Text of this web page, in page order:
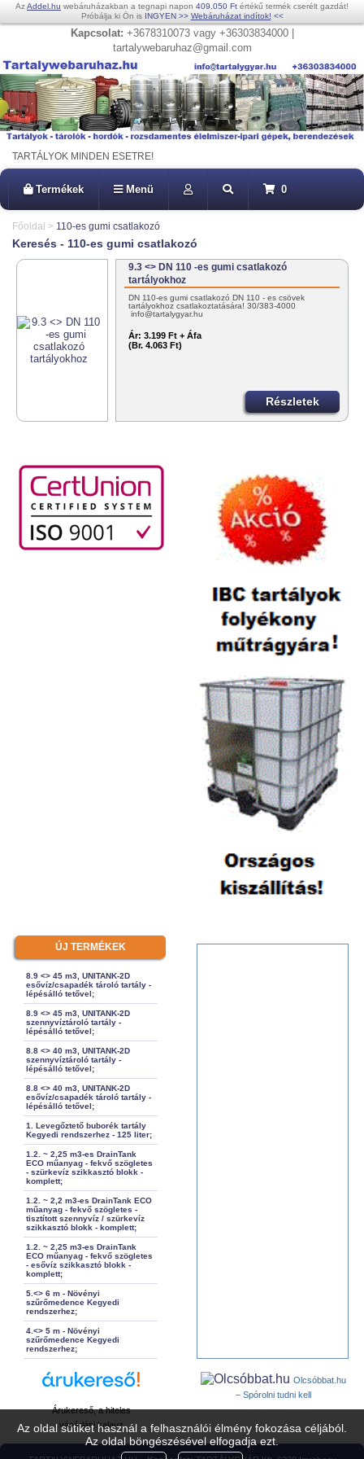
Az oldal sütiket használ a felhasználói élmény fokozása céljából.
Az oldal böngészésével elfogadja ezt.
AzAddel.hu webáruházakban a tegnapi napon 409.050 Ft értékű termék cserélt gazdát!
Próbálja ki Ön is INGYEN >> Webáruházat indítok! <<
Kapcsolat: +3678310073 vagy +36303834000 |
tartalywebaruhaz@gmail.com
TARTÁLYOK MINDEN ESETRE!
Termékek Menü 0
Főoldal > 110-es gumi csatlakozó
Keresés - 110-es gumi csatlakozó
9.3 <> DN 110 -es gumi csatlakozó
tartályokhoz
DN 110-es gumi csatlakozó DN 110 - es csövek
tartályokhoz csatlakoztatására! 30/383-4000
info@tartalygyar.hu
Ár: 3.199 Ft + Áfa
(Br. 4.063 Ft)
Részletek
ÚJ TERMÉKEK
8.9 <> 45 m3, UNITANK-2D
esővíz/csapadék tároló tartály -
lépésálló tetővel;
8.9 <> 45 m3, UNITANK-2D
szennyvíztároló tartály -
lépésálló tetővel;
8.8 <> 40 m3, UNITANK-2D
szennyvíztároló tartály -
lépésálló tetővel;
8.8 <> 40 m3, UNITANK-2D
esővíz/csapadék tároló tartály -
lépésálló tetővel;
1. Levegőztető buborék tartály
Kegyedi rendszerhez - 125 liter;
1.2. ~ 2,25 m3-es DrainTank
ECO műanyag - fekvő szögletes
- szürkevíz szikkasztó blokk -
komplett;
1.2. ~ 2,2 m3-es DrainTank ECO
műanyag - fekvő szögletes -
tisztított szennyvíz / szürkevíz
szikkasztó blokk - komplett;
1.2. ~ 2,25 m3-es DrainTank
ECO műanyag - fekvő szögletes
- esővíz szikkasztó blokk -
komplett;
5.<> 6 m - Növényi
szűrőmedence Kegyedi
rendszerhez;
4.<> 5 m - Növényi
szűrőmedence Kegyedi
rendszerhez;
Árukereső, a hiteles
vásárlási kalauz
Olcsóbbat.hu
– Spórolni tudni kell